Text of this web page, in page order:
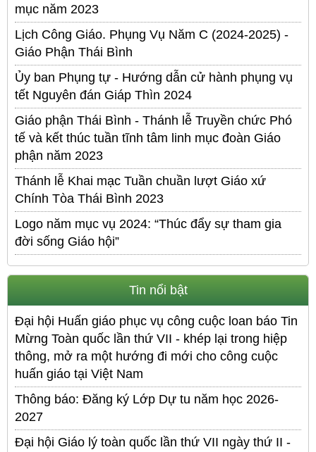
mục năm 2023
Lịch Công Giáo. Phụng Vụ Năm C (2024-2025) -
Giáo Phận Thái Bình
Ủy ban Phụng tự - Hướng dẫn cử hành phụng vụ
tết Nguyên đán Giáp Thìn 2024
Giáo phận Thái Bình - Thánh lễ Truyền chức Phó
tế và kết thúc tuần tĩnh tâm linh mục đoàn Giáo
phận năm 2023
Thánh lễ Khai mạc Tuần chuần lượt Giáo xứ
Chính Tòa Thái Bình 2023
Logo năm mục vụ 2024: “Thúc đẩy sự tham gia
đời sống Giáo hội”
Tin nổi bật
Đại hội Huấn giáo phục vụ công cuộc loan báo Tin
Mừng Toàn quốc lần thứ VII - khép lại trong hiệp
thông, mở ra một hướng đi mới cho công cuộc
huấn giáo tại Việt Nam
Thông báo: Đăng ký Lớp Dự tu năm học 2026-
2027
Đại hội Giáo lý toàn quốc lần thứ VII ngày thứ II -